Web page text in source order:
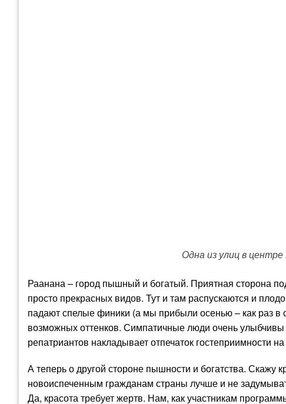
Одна из улиц в
Раанана – город пышный и богатый. Приятная сторона
просто прекрасных видов. Тут и там распускаются и
падают спелые финики (а мы прибыли осенью – как раз
возможных оттенков. Симпатичные люди очень
репатриантов накладывает отпечаток гостеприимности
А теперь о другой стороне пышности и богатства. Скажу
новоиспеченным гражданам страны лучше и не
Да, красота требует жертв. Нам, как участникам